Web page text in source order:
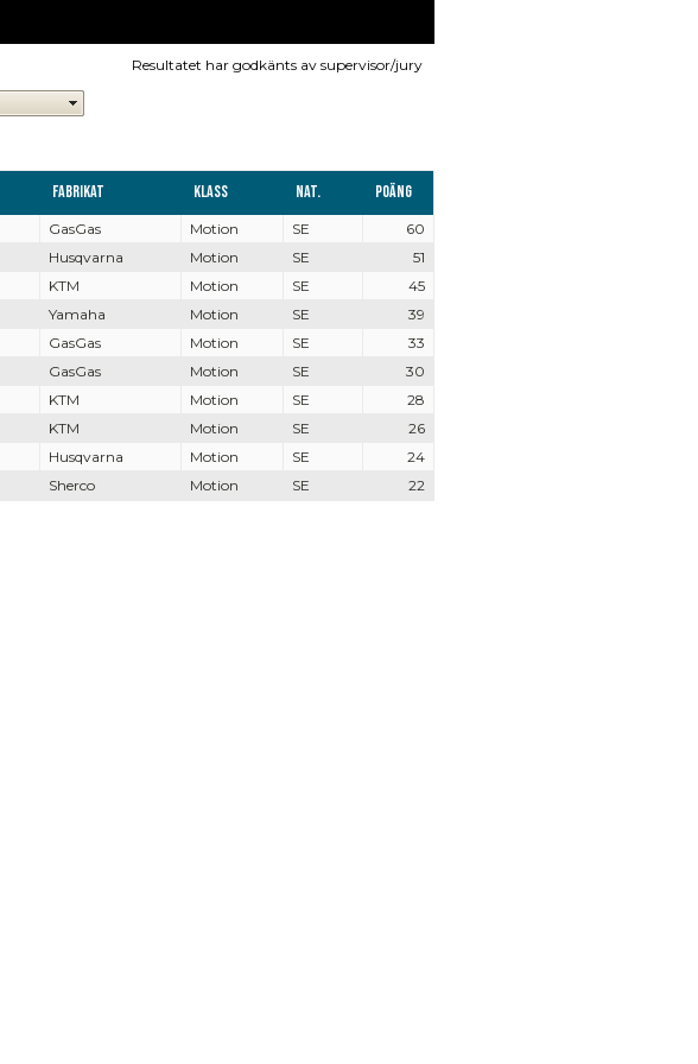
Resultatet har godkänts av supervisor/jury
Fabrikat Klass Nat. Poäng
GasGas Motion SE
60
Husqvarna Motion SE
51
KTM Motion SE
45
Yamaha Motion SE
39
GasGas Motion SE
33
GasGas Motion SE
30
KTM Motion SE
28
KTM Motion SE
26
Husqvarna Motion SE
24
Sherco Motion SE 22